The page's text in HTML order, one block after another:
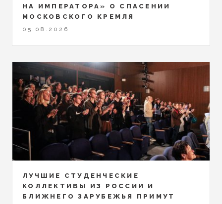
НА ИМПЕРАТОРА» О СПАСЕНИИ
МОСКОВСКОГО КРЕМЛЯ
05.08.2026
ЛУЧШИЕ СТУДЕНЧЕСКИЕ
КОЛЛЕКТИВЫ ИЗ РОССИИ И
БЛИЖНЕГО ЗАРУБЕЖЬЯ ПРИМУТ